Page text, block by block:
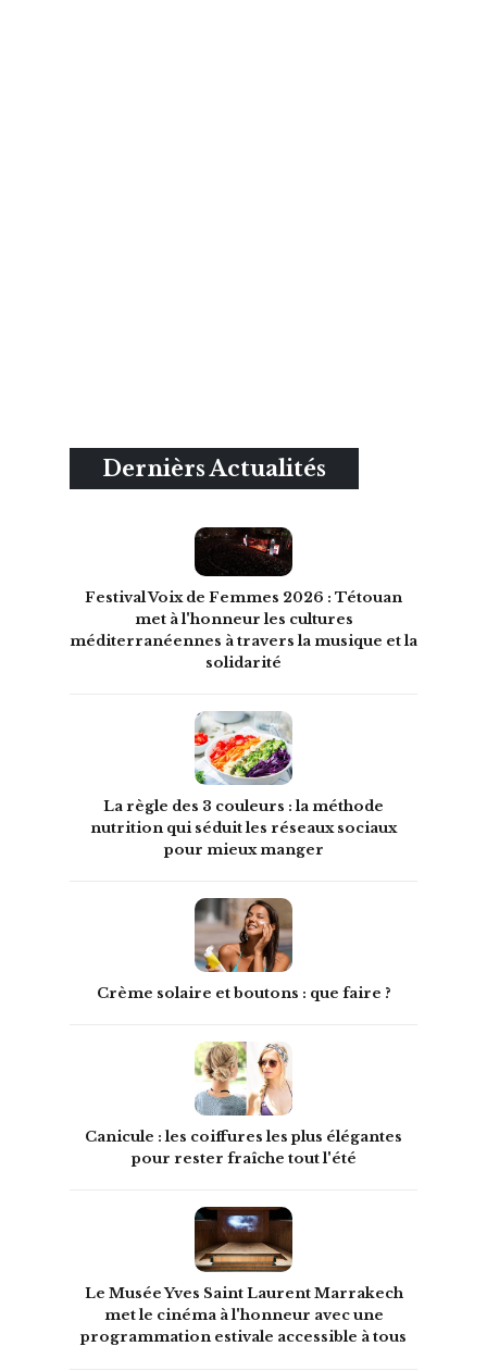
Dernièrs Actualités
Festival Voix de Femmes 2026 : Tétouan
met à l'honneur les cultures
méditerranéennes à travers la musique et la
solidarité
La règle des 3 couleurs : la méthode
nutrition qui séduit les réseaux sociaux
pour mieux manger
Crème solaire et boutons : que faire ?
Canicule : les coiffures les plus élégantes
pour rester fraîche tout l'été
Le Musée Yves Saint Laurent Marrakech
met le cinéma à l'honneur avec une
programmation estivale accessible à tous